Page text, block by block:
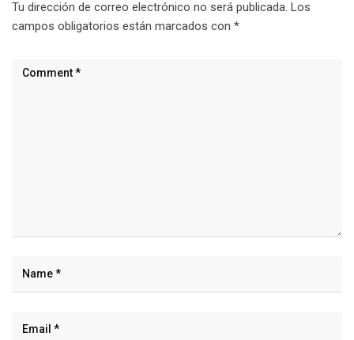
Tu dirección de correo electrónico no será publicada. Los
campos obligatorios están marcados con *